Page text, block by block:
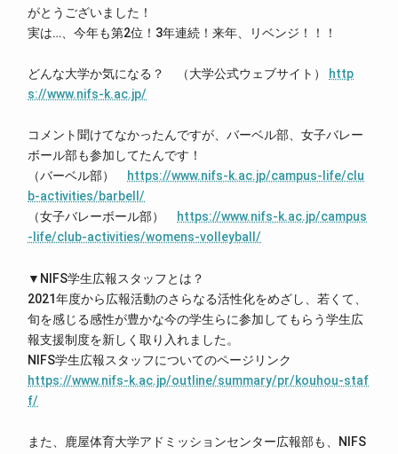
がとうございました！
実は…、今年も第2位！3年連続！来年、リベンジ！！！
どんな大学か気になる？ （大学公式ウェブサイト）
http
s://www.nifs-k.ac.jp/
コメント聞けてなかったんですが、バーベル部、女子バレー
ボール部も参加してたんです！
（バーベル部）
https://www.nifs-k.ac.jp/campus-life/clu
b-activities/barbell/
（女子バレーボール部）
https://www.nifs-k.ac.jp/campus
-life/club-activities/womens-volleyball/
▼NIFS学生広報スタッフとは？
2021年度から広報活動のさらなる活性化をめざし、若くて、
旬を感じる感性が豊かな今の学生らに参加してもらう学生広
報支援制度を新しく取り入れました。
NIFS学生広報スタッフについてのページリンク
https://www.nifs-k.ac.jp/outline/summary/pr/kouhou-staf
f/
また、鹿屋体育大学アドミッションセンター広報部も、NIFS